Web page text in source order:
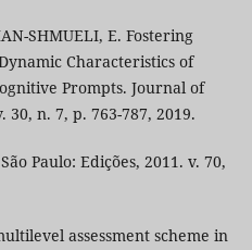
SHMUELI, E. Fostering
Characteristics of
Prompts. Journal of
n. 7, p. 763-787, 2019.
Paulo: Edições, 2011. v. 70,
assessment scheme in